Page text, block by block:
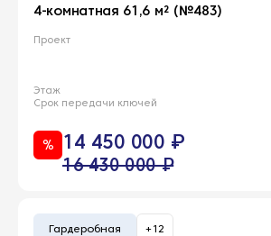
4-комнатная 61,6 м² (№483)
Проект
Этаж
Срок передачи ключей
% 14 450 000 ₽
16 430 000 ₽
Гардеробная +12